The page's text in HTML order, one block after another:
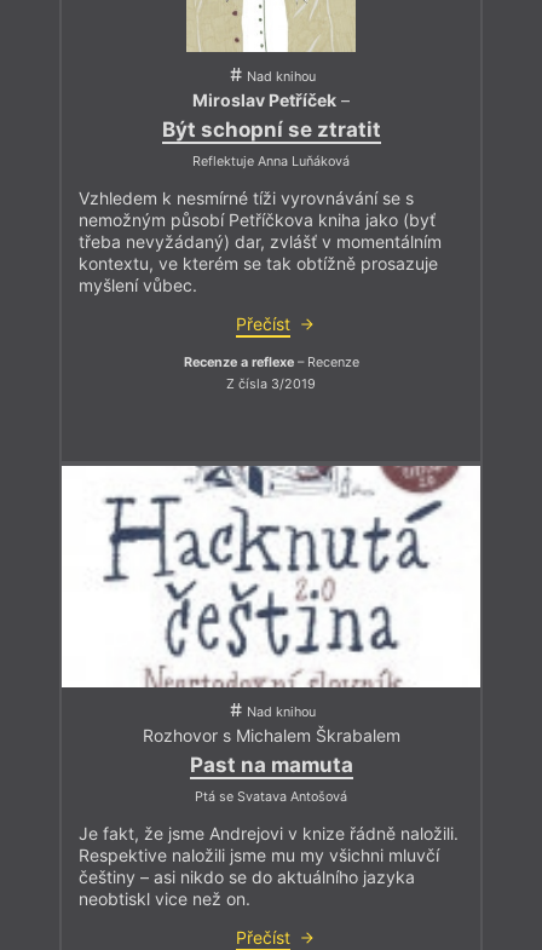
Nad knihou
Miroslav Petříček –
Být schopní se ztratit
Reflektuje Anna Luňáková
Vzhledem k nesmírné tíži vyrovnávání se s
nemožným působí Petříčkova kniha jako (byť
třeba nevyžádaný) dar, zvlášť v momentálním
kontextu, ve kterém se tak obtížně prosazuje
myšlení vůbec.
Přečíst
Recenze a reflexe– Recenze
Z čísla 3/2019
Nad knihou
Rozhovor s Michalem Škrabalem
Past na mamuta
Ptá se Svatava Antošová
Je fakt, že jsme Andrejovi v knize řádně naložili.
Respektive naložili jsme mu my všichni mluvčí
češtiny – asi nikdo se do aktuálního jazyka
neobtiskl vice než on.
Přečíst